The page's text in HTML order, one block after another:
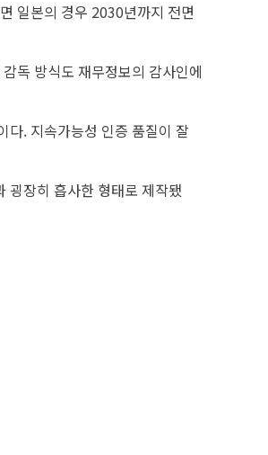
일본의 경우 2030년까지 전면
독 방식도 재무정보의 감사인에
다. 지속가능성 인증 품질이 잘
굉장히 흡사한 형태로 제작됐